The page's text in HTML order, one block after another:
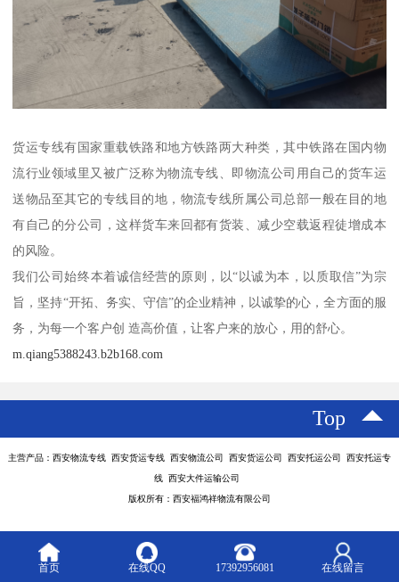
货运专线有国家重载铁路和地方铁路两大种类，其中铁路在国内物
流行业领域里又被广泛称为物流专线、即物流公司用自己的货车运
送物品至其它的专线目的地，物流专线所属公司总部一般在目的地
有自己的分公司，这样货车来回都有货装、减少空载返程徒增成本
的风险。
我们公司始终本着诚信经营的原则，以“以诚为本，以质取信”为宗
旨，坚持“开拓、务实、守信”的企业精神，以诚挚的心，全方面的服
务，为每一个客户创 造高价值，让客户来的放心，用的舒心。
m.qiang5388243.b2b168.com
Top
主营产品：西安物流专线 西安货运专线 西安物流公司 西安货运公司 西安托运公司 西安托运专
线 西安大件运输公司
版权所有：西安福鸿祥物流有限公司
首页 在线QQ 17392956081 在线留言